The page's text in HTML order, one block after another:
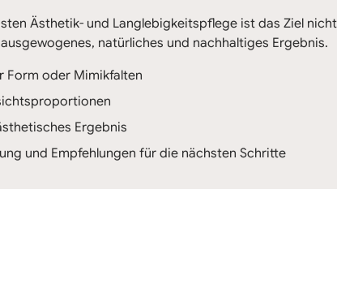
Ästhetik- und Langlebigkeitspflege ist das Ziel
natürliches und nachhaltiges Ergebnis.
Form oder Mimikfalten
Ergebnis
und Empfehlungen für die nächsten Schritte